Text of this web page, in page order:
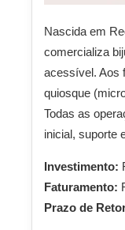
Nascida em
comercializa
acessível. Aos
quiosque
Todas as
inicial, suporte
Investimento:
Faturamento:
Prazo de